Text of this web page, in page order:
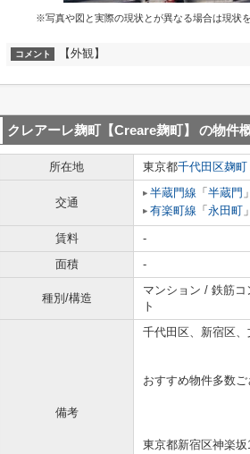
※写真や図と実際の現状とが異なる場合は現状
コメント 【外観】
クレアーレ麹町【Creare麹町】 の物件
所在地 東京都千代田区麹町
交通
半蔵門線 「 半蔵門
有楽町線 「 永田町
賃料 -
面積
-
種別/構造
マンション / 鉄筋コ
ト
備考
千代田区、新宿区
おすすめ物件多数ご
東京都新宿区神楽坂